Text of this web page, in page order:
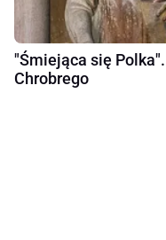
"Śmiejąca się
Chrobrego